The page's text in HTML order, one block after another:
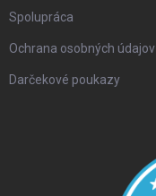
Spolupráca
Ochrana osobných údajov
Darčekové poukazy